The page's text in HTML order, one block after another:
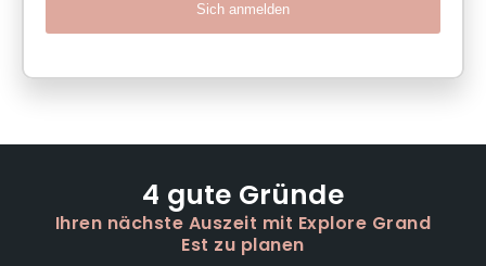
Sich anmelden
4 gute Gründe
Ihren nächste Auszeit mit Explore Grand
Est zu planen